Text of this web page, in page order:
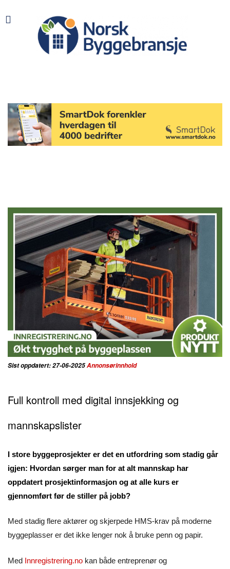
Sist oppdatert: 27-06-2025Annonsørinnhold
Full kontroll med digital innsjekking og
mannskapslister
I store byggeprosjekter er det en utfordring som stadig går
igjen: Hvordan sørger man for at alt mannskap har
oppdatert prosjektinformasjon og at alle kurs er
gjennomført før de stiller på jobb?
Med stadig flere aktører og skjerpede HMS-krav på moderne
byggeplasser er det ikke lenger nok å bruke penn og papir.
Med Innregistrering.no kan både entreprenør og